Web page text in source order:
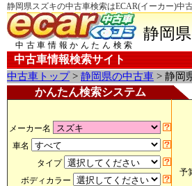
静岡県スズキの中古車検索はECAR(イーカー)中
中古車情報かんたん検索
静岡
中古車情報検索サイト
中古車トップ> 静岡県の中古車 > 静岡
かんたん検索システム
メーカー名
車名
タイプ
ボディカラー
予